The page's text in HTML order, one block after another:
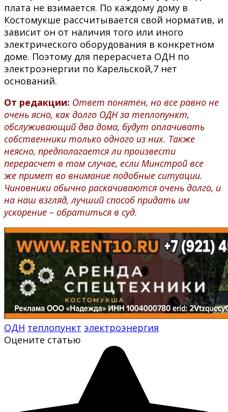
плата не взимается. По каждому дому в
Костомукше рассчитывается свой норматив, и
зависит он от наличия того или иного
электрического оборудования в конкретном
доме. Поэтому для перерасчета ОДН по
электроэнергии по Карельской,7 нет
оснований.
От редакции: Ответ понятен, но все равно не
очень ясно, как долго ОДН за теплопункт,
обслуживающий два дома, будут оплачивать
собственники только одного из них. Также
неясно, предполагается ли произвести
перерасчет в том случае, если Минстрой все
же примет во внимание подобные ситуации.
Чиновники обычно раскачиваются очень долго, и
на наш взгляд, лучший способ придать им
ускорение – обратиться в суд.
ОДН теплопункт электроэнергия
Оцените статью